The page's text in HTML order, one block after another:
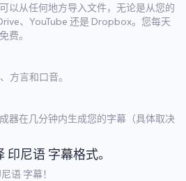
以从任何地方导入文件，无论是从您的
、YouTube 还是 Dropbox。您每天
费。
方言和口音。
器在几分钟内生成您的字幕（具体取决
尼语 字幕格式。
语 字幕！